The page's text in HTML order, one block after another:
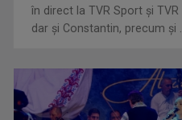
în direct la TVR Sport şi TVR
dar şi Constantin, precum şi